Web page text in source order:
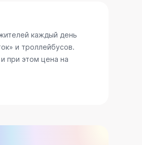
каждый день
и троллейбусов.
при этом цена на